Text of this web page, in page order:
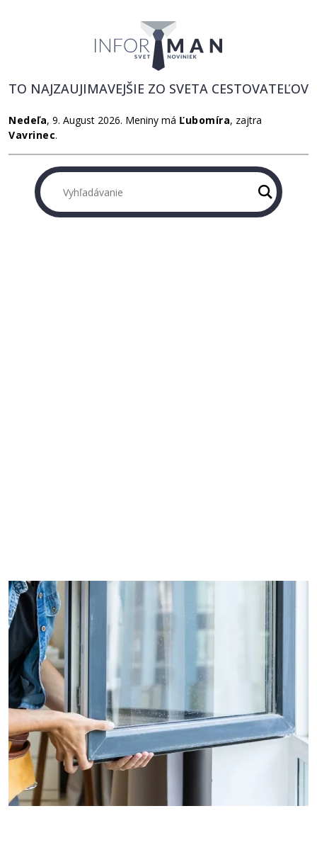
Nedeľa, 9. August 2026. Meniny má Ľubomíra, zajtra
Vavrinec.
TO NAJZAUJIMAVEJŠIE ZO SVETA CESTOVATEĽOV